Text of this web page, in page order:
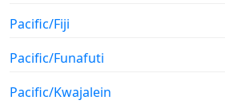
Pacific/Fiji
Pacific/Funafuti
Pacific/Kwajalein